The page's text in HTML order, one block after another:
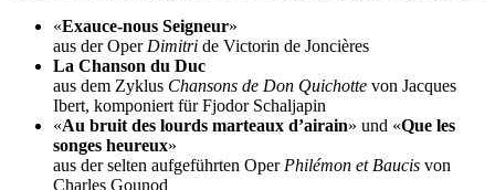
«Exauce-nous Seigneur»
aus der OperDimitri de Victorin de Joncières
La Chanson du Duc
aus dem Zyklus Chansons de Don Quichotte von Jacques
Ibert, komponiert für Fjodor Schaljapin
«Au bruit des lourds marteaux d’airain» und «Que les
songes heureux»
aus der selten aufgeführten OperPhilémon et Baucis von
Charles Gounod